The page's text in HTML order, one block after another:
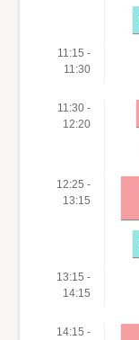
11:15 -
11:30
11:30 -
12:20
12:25 -
13:15
13:15 -
14:15
14:15 -